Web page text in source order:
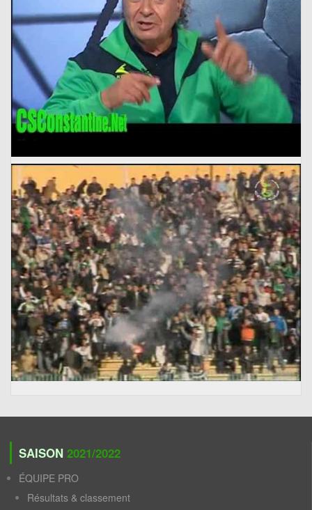
SAISON 2021/2022
ÉQUIPE PRO
Résultats & classement